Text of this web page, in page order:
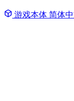
游戏本体 简体